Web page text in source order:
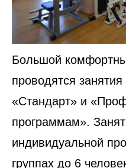
Большой
проводятся
«Стандарт» и
программам».
индивидуальной
группах до 6